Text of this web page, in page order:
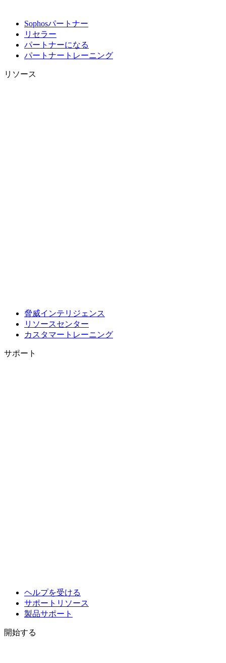
Sophosパートナー
リセラー
パートナーになる
パートナートレーニング
リソース
脅威インテリジェンス
リソースセンター
カスタマートレーニング
サポート
ヘルプを受ける
サポートリソース
製品サポート
開始する